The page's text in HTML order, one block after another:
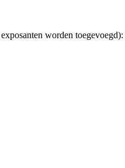
worden toegevoegd):